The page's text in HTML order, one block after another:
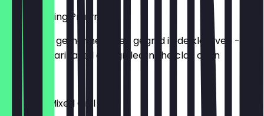
Tandoori King Prawm
-Garnalen gemarineerd en gegrild in de klei oven -
Shrimps marinated and grilled in the clay oven
€ 21,00
Tandoori Mixed Grill